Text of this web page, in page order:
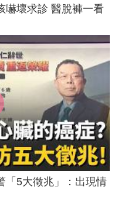
嚇壞求診 醫脫褲一看
「5大徵兆」：出現情